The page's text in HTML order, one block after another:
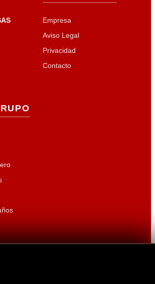
Empresa
Aviso Legal
Privacidad
Contacto